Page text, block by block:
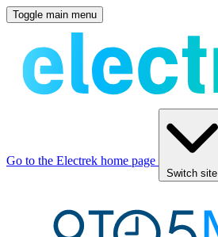
Toggle main menu
Go to the Electrek home page
Switch site